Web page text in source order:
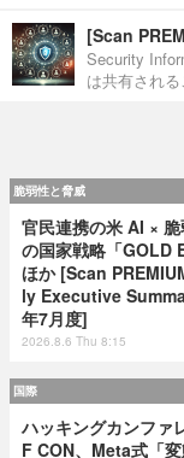
[Scan
Security
は共有される
脆弱性と脅威
官民連携の米 AI ×
の国家戦略「GOLD
ほか [Scan
ly Executive
年7月度]
2026.8.6 Thu 8:15
国際
ハッキングカンファ
F CON、Meta式「